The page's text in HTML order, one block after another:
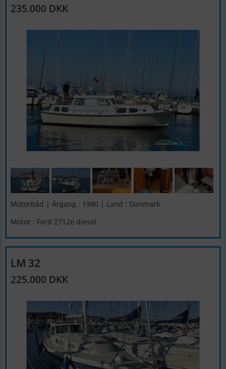
235.000 DKK
Motorbåd | Årgang : 1980 | Land : Danmark
Motor : Ford 2712e diesel
LM 32
225.000 DKK